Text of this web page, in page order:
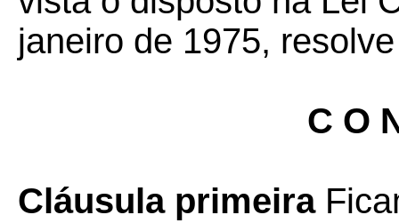
janeiro de 1975,
C O
Cláusula primeira